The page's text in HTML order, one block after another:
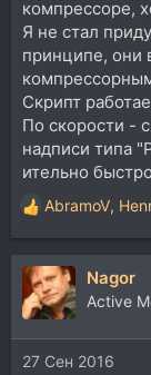
компрессоре,
Я не стал
принципе, они
Скрипт
По скорости -
надписи типа
ительно
Р
е
а
к
ц
и
и
:
AbramoV,
Nagor
Active
27 Сен 2016